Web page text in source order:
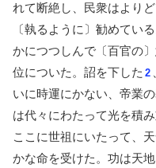
れて断絶し、民衆はより
〔執るように〕勧めてい
かにつつしんで〔百官の
位についた。詔を下した 2
いに時運にかない、帝業
は代々にわたって光を積
ここに世祖にいたって、
かな命を受けた。功は天